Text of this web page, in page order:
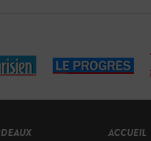
ACCUEIL